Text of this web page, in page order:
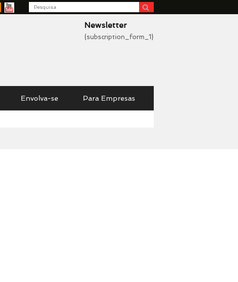
YouTube
Search
Newsletter
{subscription_form_1}
Envolva-se Para Empresas